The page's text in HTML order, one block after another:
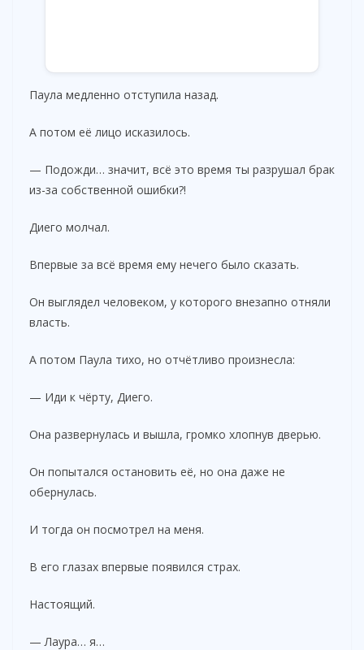
Паула медленно отступила назад.
А потом её лицо исказилось.
— Подожди… значит, всё это время ты разрушал брак
из-за собственной ошибки?!
Диего молчал.
Впервые за всё время ему нечего было сказать.
Он выглядел человеком, у которого внезапно отняли
власть.
А потом Паула тихо, но отчётливо произнесла:
— Иди к чёрту, Диего.
Она развернулась и вышла, громко хлопнув дверью.
Он попытался остановить её, но она даже не
обернулась.
И тогда он посмотрел на меня.
В его глазах впервые появился страх.
Настоящий.
— Лаура… я…